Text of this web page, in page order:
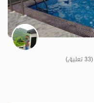
(33 تعليق)